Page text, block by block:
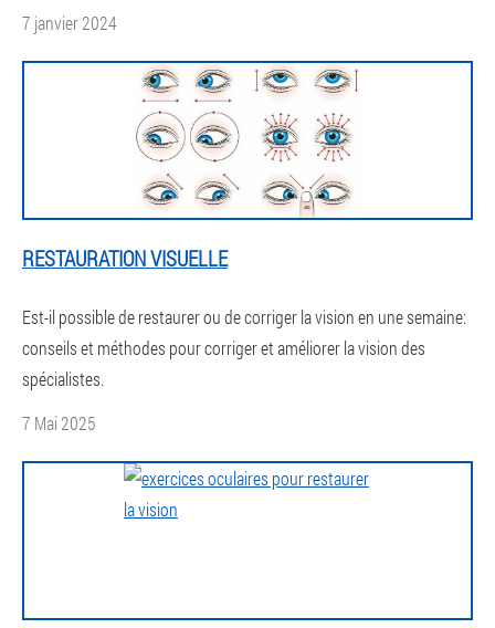
7 janvier 2024
RESTAURATION VISUELLE
Est-il possible de restaurer ou de corriger la vision en une semaine:
conseils et méthodes pour corriger et améliorer la vision des
spécialistes.
7 Mai 2025